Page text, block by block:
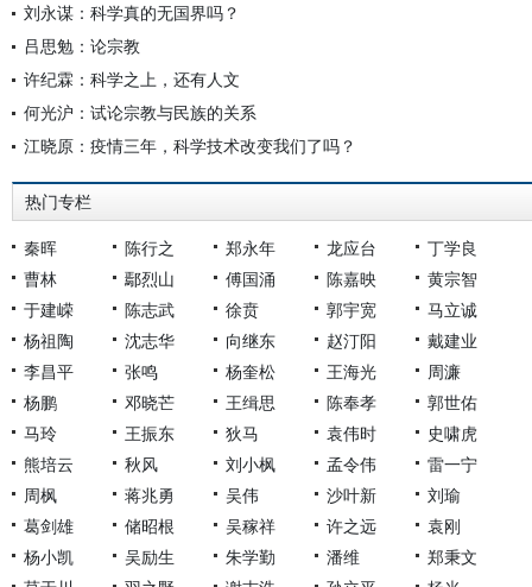
刘永谋：科学真的无国界吗？
吕思勉：论宗教
许纪霖：科学之上，还有人文
何光沪：试论宗教与民族的关系
江晓原：疫情三年，科学技术改变我们了吗？
热门专栏
秦晖 陈行之 郑永年 龙应台
丁学良
曹林
鄢烈山 傅国涌 陈嘉映
黄宗智
于建嵘
陈志武 徐贲 郭宇宽
马立诚
杨祖陶
沈志华 向继东 赵汀阳
戴建业
李昌平
张鸣 杨奎松 王海光
周濂
杨鹏
邓晓芒 王缉思 陈奉孝
郭世佑
马玲
王振东 狄马 袁伟时
史啸虎
熊培云
秋风 刘小枫 孟令伟
雷一宁
周枫
蒋兆勇 吴伟 沙叶新
刘瑜
葛剑雄
储昭根 吴稼祥 许之远
袁刚
杨小凯
吴励生 朱学勤 潘维
郑秉文